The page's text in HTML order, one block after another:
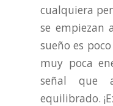
cualquiera
se empiezan
sueño es
muy poca
señal que
equilibrado.